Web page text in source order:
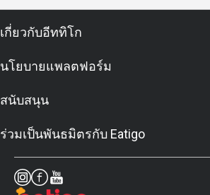
เกี่ยวกับอีททิโก
นโยบายแพลตฟอร์ม
สนับสนุน
ร่วมเป็นพันธมิตรกับ Eatigo